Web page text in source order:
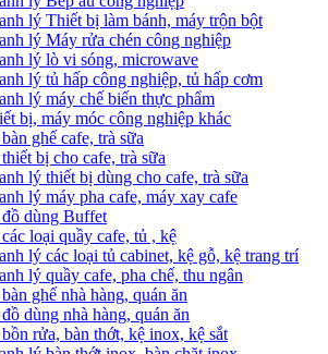
lý Thiết bị làm bánh, máy trộn bột
lý Máy rửa chén công nghiệp
lý lò vi sóng, microwave
lý tủ hấp công nghiệp, tủ hấp cơm
lý máy chế biến thực phẩm
bị, máy móc công nghiệp khác
ghế cafe, trà sữa
bị cho cafe, trà sữa
lý thiết bị dùng cho cafe, trà sữa
lý máy pha cafe, máy xay cafe
dùng Buffet
loại quầy cafe, tủ , kệ
lý các loại tủ cabinet, kệ gỗ, kệ trang trí
lý quầy cafe, pha chế, thu ngân
ghế nhà hàng, quán ăn
dùng nhà hàng, quán ăn
rửa, bàn thớt, kệ inox, kệ sắt